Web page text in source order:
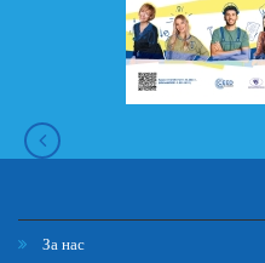
За нас